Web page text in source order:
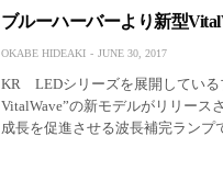
ブルーハーバーより新型
OKABE HIDEAKI JUNE 30, 2017
KR LEDシリーズを展開している
VitalWave”の新モデルがリリース
成長を促進させる波長補完ラン